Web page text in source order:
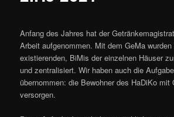
Anfang des Jahres hat der
Arbeit aufgenommen. Mit dem GeMa
existierenden, BiMis der einzelnen Häuser
und zentralisiert. Wir haben auch die
übernommen: die Bewohner des HaDiKo mit
versorgen.